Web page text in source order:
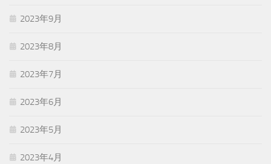
2023年9月
2023年8月
2023年7月
2023年6月
2023年5月
2023年4月